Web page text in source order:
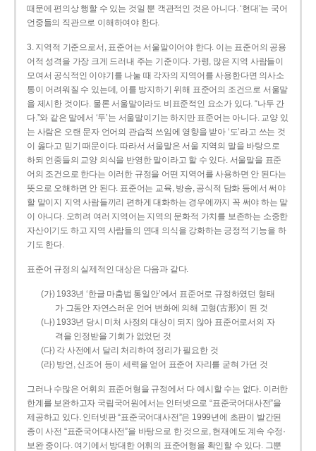
때문에 편의상 행할 수 있는 것일 뿐 객관적인 것은 아니다. ‘현대’는 국어
언중들의 직관으로 이해하여야 한다.
3. 지역적 기준으로서, 표준어는 서울말이어야 한다. 이는 표준어의 공용
어적 성격을 가장 크게 드러내 주는 기준이다. 가령, 많은 지역 사람들이
모여서 공식적인 이야기를 나눌 때 각자의 지역어를 사용한다면 의사소
통이 어려워질 수 있는데, 이를 방지하기 위해 표준어의 조건으로 서울말
을 제시한 것이다. 물론 서울말이라도 비표준적인 요소가 있다. “나두 간
다.”와 같은 말에서 ‘두’는 서울말이기는 하지만 표준어는 아니다. 교양 있
는 사람은 오랜 문자 언어의 관습적 쓰임에 영향을 받아 ‘도’라고 쓰는 것
이 옳다고 믿기 때문이다. 따라서 서울말은 서울 지역의 말을 바탕으로
하되 언중들의 교양 의식을 반영한 말이라고 할 수 있다. 서울말을 표준
어의 조건으로 한다는 이러한 규정을 어떤 지역어를 사용하면 안 된다는
뜻으로 오해하면 안 된다. 표준어는 교육, 방송, 공식적 담화 등에서 써야
할 말이지 지역 사람들끼리 편하게 대화하는 경우에까지 꼭 써야 하는 말
이 아니다. 오히려 여러 지역어는 지역의 문화적 가치를 보존하는 소중한
자산이기도 하고 지역 사람들의 연대 의식을 강화하는 긍정적 기능을 하
기도 한다.
표준어 규정의 실제적인 대상은 다음과 같다.
(가) 1933년 ‘한글 마춤법 통일안’에서 표준어로 규정하였던 형태
가 그동안 자연스러운 언어 변화에 의해 고형(古形)이 된 것
(나) 1933년 당시 미처 사정의 대상이 되지 않아 표준어로서의 자
격을 인정받을 기회가 없었던 것
(다) 각 사전에서 달리 처리하여 정리가 필요한 것
(라) 방언, 신조어 등이 세력을 얻어 표준어 자리를 굳혀 가던 것
그러나 수많은 어휘의 표준어형을 규정에서 다 예시할 수는 없다. 이러한
한계를 보완하고자 국립국어원에서는 인터넷으로 “표준국어대사전”을
제공하고 있다. 인터넷판 “표준국어대사전”은 1999년에 초판이 발간된
종이 사전 “표준국어대사전”을 바탕으로 한 것으로, 현재에도 계속 수정·
보완 중이다. 여기에서 방대한 어휘의 표준어형을 확인할 수 있다. 그뿐